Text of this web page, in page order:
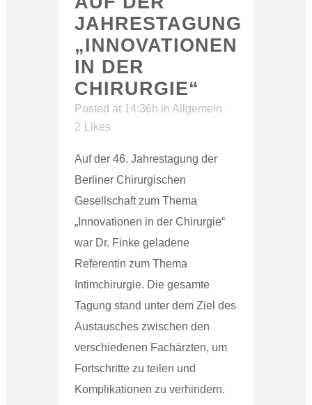
JAHRESTAGUNG
„INNOVATIONEN
IN DER
CHIRURGIE“
Posted at 14:36h in Allgemein
2
Likes
Auf der 46. Jahrestagung der
Berliner Chirurgischen
Gesellschaft zum Thema
„Innovationen in der Chirurgie“
war Dr. Finke geladene
Referentin zum Thema
Intimchirurgie. Die gesamte
Tagung stand unter dem Ziel des
Austausches zwischen den
verschiedenen Fachärzten, um
Fortschritte zu teilen und
Komplikationen zu verhindern.